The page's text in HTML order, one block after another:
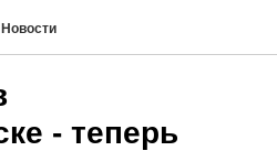
Новости
- теперь